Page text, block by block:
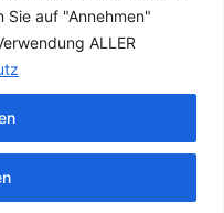
Sie auf "Annehmen"
ALLER